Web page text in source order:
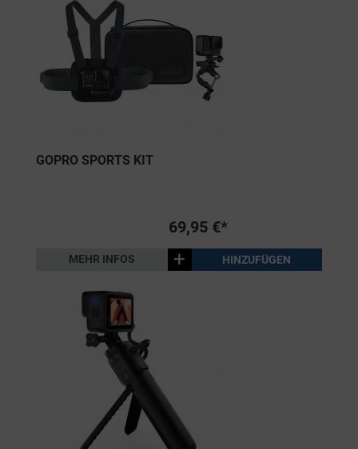
GOPRO SPORTS KIT
69,95 €*
MEHR INFOS + HINZUFÜGEN